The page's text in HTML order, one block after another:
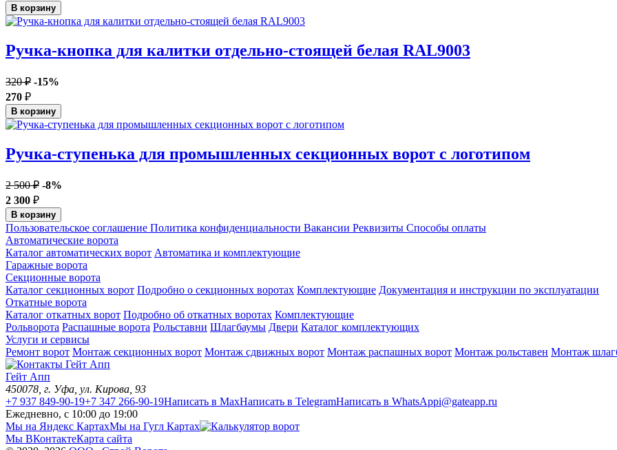
В корзину
Ручка-кнопка для калитки отдельно-стоящей белая RAL9003
320 ₽ -15%
270 ₽
В корзину
Ручка-ступенька для промышленных секционных ворот с логотипом
2 500 ₽ -8%
2 300 ₽
В корзину
Пользовательское соглашение Политика конфиденциальности Вакансии Реквизиты Способы оплаты
Автоматические ворота
Каталог автоматических ворот Автоматика и комплектующие
Гаражные ворота
Секционные ворота
Каталог секционных ворот Подробно о секционных воротах Комплектующие Документация и инструкции по эксплуатации
Откатные ворота
Каталог откатных ворот Подробно об откатных воротах Комплектующие
Рольворота Распашные ворота Рольставни Шлагбаумы Двери Каталог комплектующих
Услуги и сервисы
Ремонт ворот Монтаж секционных ворот Монтаж сдвижных ворот Монтаж распашных ворот Монтаж рольставен Монтаж
Гейт Апп
450078 , г. Уфа ул. Кирова, 93
+7 937 849-90-19+7 347 266-90-19Написать в MaxНаписать в TelegramНаписать в WhatsAppi@gateapp.ru
Ежедневно, с 10:00 до 19:00
Мы на Яндекс КартахМы на Гугл Картах
Мы ВКонтактеКарта сайта